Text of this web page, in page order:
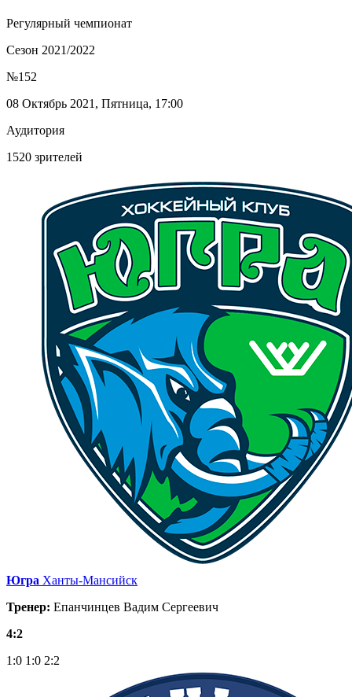
Регулярный чемпионат
Сезон 2021/2022
№152
08 Октябрь 2021, Пятница, 17:00
Аудитория
1520 зрителей
Югра Ханты-Мансийск
Тренер: Епанчинцев Вадим Сергеевич
4:2
1:0 1:0 2:2